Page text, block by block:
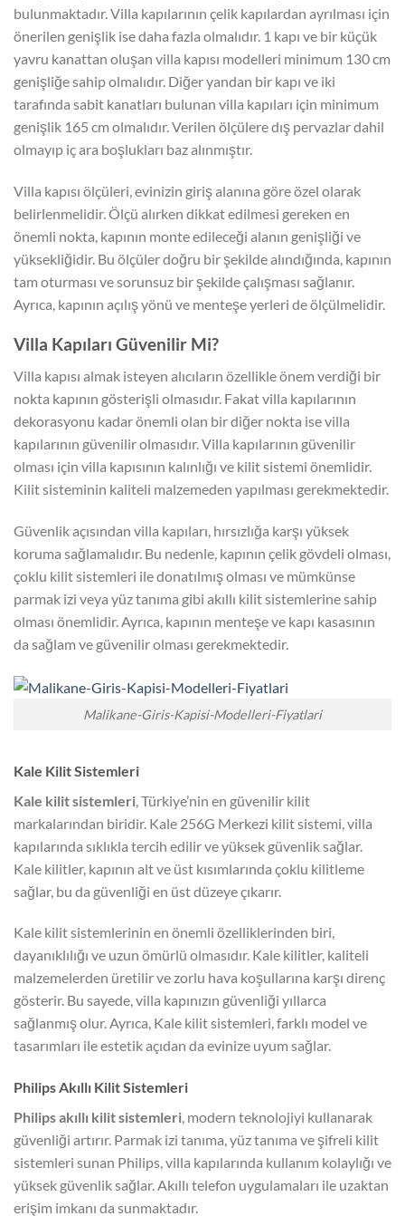
bulunmaktadır. Villa kapılarının çelik kapılardan ayrılması için
önerilen genişlik ise daha fazla olmalıdır. 1 kapı ve bir küçük
yavru kanattan oluşan villa kapısı modelleri minimum 130 cm
genişliğe sahip olmalıdır. Diğer yandan bir kapı ve iki
tarafında sabit kanatları bulunan villa kapıları için minimum
genişlik 165 cm olmalıdır. Verilen ölçülere dış pervazlar dahil
olmayıp iç ara boşlukları baz alınmıştır.
Villa kapısı ölçüleri, evinizin giriş alanına göre özel olarak
belirlenmelidir. Ölçü alırken dikkat edilmesi gereken en
önemli nokta, kapının monte edileceği alanın genişliği ve
yüksekliğidir. Bu ölçüler doğru bir şekilde alındığında, kapının
tam oturması ve sorunsuz bir şekilde çalışması sağlanır.
Ayrıca, kapının açılış yönü ve menteşe yerleri de ölçülmelidir.
Villa Kapıları Güvenilir Mi?
Villa kapısı almak isteyen alıcıların özellikle önem verdiği bir
nokta kapının gösterişli olmasıdır. Fakat villa kapılarının
dekorasyonu kadar önemli olan bir diğer nokta ise villa
kapılarının güvenilir olmasıdır. Villa kapılarının güvenilir
olması için villa kapısının kalınlığı ve kilit sistemi önemlidir.
Kilit sisteminin kaliteli malzemeden yapılması gerekmektedir.
Güvenlik açısından villa kapıları, hırsızlığa karşı yüksek
koruma sağlamalıdır. Bu nedenle, kapının çelik gövdeli olması,
çoklu kilit sistemleri ile donatılmış olması ve mümkünse
parmak izi veya yüz tanıma gibi akıllı kilit sistemlerine sahip
olması önemlidir. Ayrıca, kapının menteşe ve kapı kasasının
da sağlam ve güvenilir olması gerekmektedir.
Malikane-Giris-Kapisi-Modelleri-Fiyatlari
Kale Kilit Sistemleri
Kale kilit sistemleri , Türkiye’nin en güvenilir kilit
markalarından biridir. Kale 256G Merkezi kilit sistemi, villa
kapılarında sıklıkla tercih edilir ve yüksek güvenlik sağlar.
Kale kilitler, kapının alt ve üst kısımlarında çoklu kilitleme
sağlar, bu da güvenliği en üst düzeye çıkarır.
Kale kilit sistemlerinin en önemli özelliklerinden biri,
dayanıklılığı ve uzun ömürlü olmasıdır. Kale kilitler, kaliteli
malzemelerden üretilir ve zorlu hava koşullarına karşı direnç
gösterir. Bu sayede, villa kapınızın güvenliği yıllarca
sağlanmış olur. Ayrıca, Kale kilit sistemleri, farklı model ve
tasarımları ile estetik açıdan da evinize uyum sağlar.
Philips Akıllı Kilit Sistemleri
Philips akıllı kilit sistemleri, modern teknolojiyi kullanarak
güvenliği artırır. Parmak izi tanıma, yüz tanıma ve şifreli kilit
sistemleri sunan Philips, villa kapılarında kullanım kolaylığı ve
yüksek güvenlik sağlar. Akıllı telefon uygulamaları ile uzaktan
erişim imkanı da sunmaktadır.